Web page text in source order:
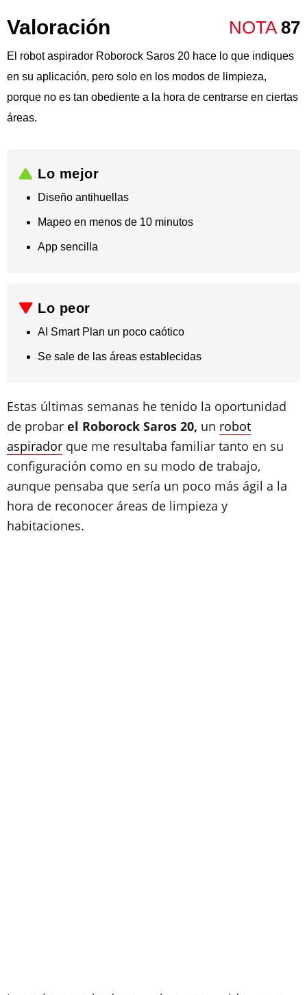
Valoración NOTA 87
El robot aspirador Roborock Saros 20 hace lo que indiques
en su aplicación, pero solo en los modos de limpieza,
porque no es tan obediente a la hora de centrarse en ciertas
áreas.
Lo mejor
Diseño antihuellas
Mapeo en menos de 10 minutos
​App sencilla
Lo peor
AI Smart Plan un poco caótico
​Se sale de las áreas establecidas
Estas últimas semanas he tenido la oportunidad
de probar el Roborock Saros 20, un robot
aspirador que me resultaba familiar tanto en su
configuración como en su modo de trabajo,
aunque pensaba que sería un poco más ágil a la
hora de reconocer áreas de limpieza y
habitaciones.